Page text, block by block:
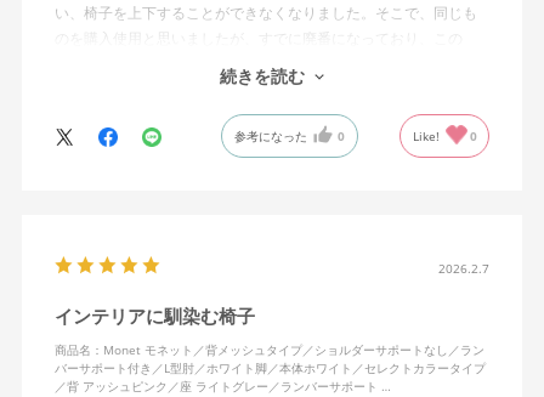
い、椅子を上下することができなくなりました。そこで、同じも
のを購入使用と思いましたが、すでに廃番になっており、この
MonEtを購入しました。やや固めの椅子ですが、使っているうち
になじんでくるのではと思っています。フローリング床で使って
いますが、ややキャスターがよく動きすぎるのが難点でしょう
か。
続きを読む
参考になった 0 Like! 0
2026.2.7
インテリアに馴染む椅子
商品名：Monet モネット／背メッシュタイプ／ショルダーサポートなし／ラン
バーサポート付き／L型肘／ホワイト脚／本体ホワイト／セレクトカラータイプ
／背 アッシュピンク／座 ライトグレー／ランバーサポート …